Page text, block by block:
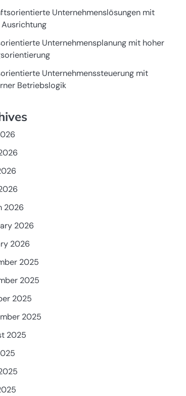
Unternehmenslösungen mit
Unternehmensplanung mit hoher
Unternehmenssteuerung mit
Betriebslogik
2026
2026
2026
2025
2025
2025
2025
2025